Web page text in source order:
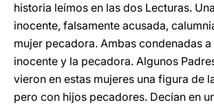
historia leímos en las dos Lecturas.
inocente, falsamente acusada,
mujer pecadora. Ambas condenadas a
inocente y la pecadora. Algunos
vieron en estas mujeres una figura de
pero con hijos pecadores. Decían en